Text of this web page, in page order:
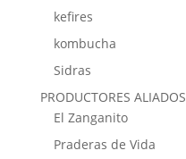
kefires
kombucha
Sidras
PRODUCTORES ALIADOS
El Zanganito
Praderas de Vida